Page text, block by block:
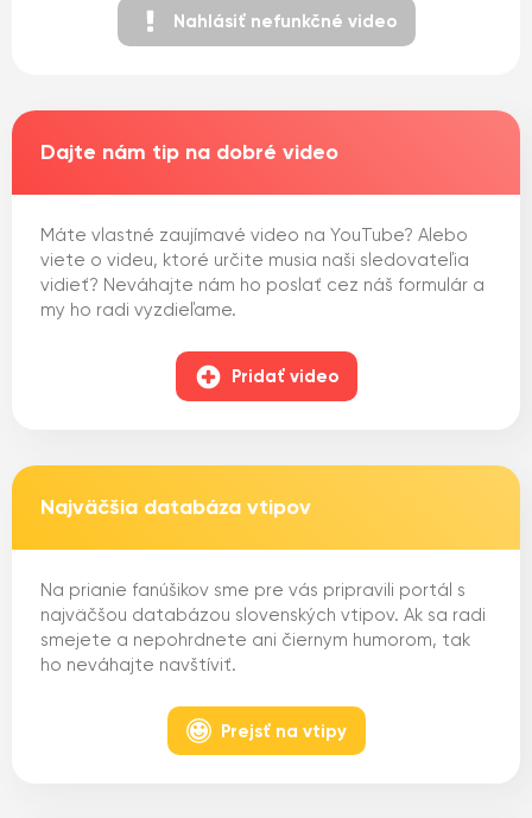
Nahlásiť nefunkčné video
Dajte nám tip na dobré video
Máte vlastné zaujímavé video na YouTube? Alebo
viete o videu, ktoré určite musia naši sledovateľia
vidieť? Neváhajte nám ho poslať cez náš formulár a
my ho radi vyzdieľame.
Pridať video
Najväčšia databáza vtipov
Na prianie fanúšikov sme pre vás pripravili portál s
najväčšou databázou slovenských vtipov. Ak sa radi
smejete a nepohrdnete ani čiernym humorom, tak
ho neváhajte navštíviť.
Prejsť na vtipy